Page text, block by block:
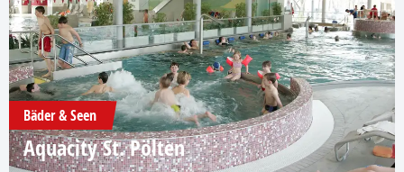
Bäder & Seen
Aquacity St. Pölten